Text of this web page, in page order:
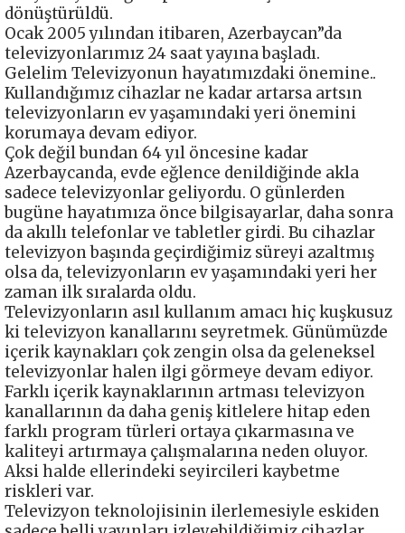
dönüştürüldü.
Ocak 2005 yılından itibaren, Azerbaycan”da
televizyonlarımız 24 saat yayına başladı.
Gelelim Televizyonun hayatımızdaki önemine..
Kullandığımız cihazlar ne kadar artarsa artsın
televizyonların ev yaşamındaki yeri önemini
korumaya devam ediyor.
Çok değil bundan 64 yıl öncesine kadar
Azerbaycanda, evde eğlence denildiğinde akla
sadece televizyonlar geliyordu. O günlerden
bugüne hayatımıza önce bilgisayarlar, daha sonra
da akıllı telefonlar ve tabletler girdi. Bu cihazlar
televizyon başında geçirdiğimiz süreyi azaltmış
olsa da, televizyonların ev yaşamındaki yeri her
zaman ilk sıralarda oldu.
Televizyonların asıl kullanım amacı hiç kuşkusuz
ki televizyon kanallarını seyretmek. Günümüzde
içerik kaynakları çok zengin olsa da geleneksel
televizyonlar halen ilgi görmeye devam ediyor.
Farklı içerik kaynaklarının artması televizyon
kanallarının da daha geniş kitlelere hitap eden
farklı program türleri ortaya çıkarmasına ve
kaliteyi artırmaya çalışmalarına neden oluyor.
Aksi halde ellerindeki seyircileri kaybetme
riskleri var.
Televizyon teknolojisinin ilerlemesiyle eskiden